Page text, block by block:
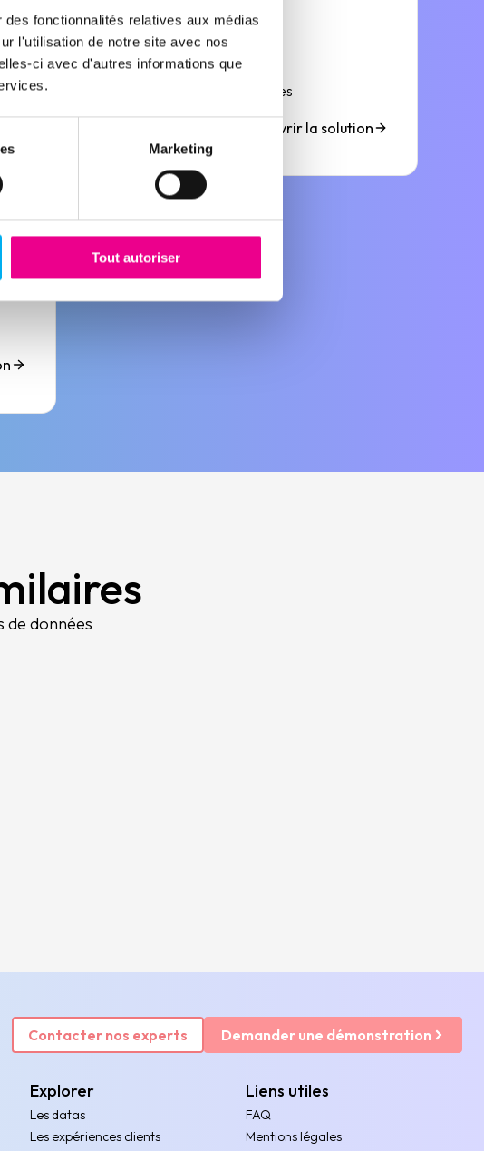
fonctionnalités relatives aux médias
l'utilisation de notre site avec nos
ci avec d'autres informations que
Marketing
Tout autoriser
QUALIFY
Nettoyer et enrichir vos données
Découvrir la solution
de données
Contacter nos experts Demander une démonstration
Explorer
Les datas
Les expériences clients
Liens utiles
FAQ
Mentions légales